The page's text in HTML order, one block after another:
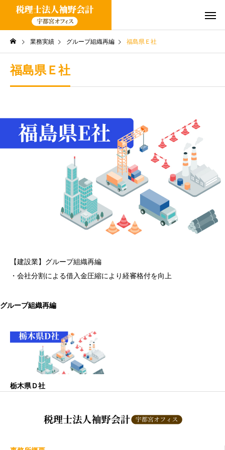
業務実績 グループ組織再編 福島県Ｅ社
福島県Ｅ社
【建設業】グループ組織再編
・会社分割による借入金圧縮により経審格付を向上
グループ組織再編
栃木県Ｄ社